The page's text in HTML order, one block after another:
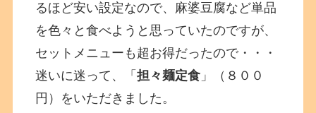
るほど安い設定なので、麻婆豆腐など単品
を色々と食べようと思っていたのですが、
セットメニューも超お得だったので・・・
迷いに迷って、「担々麺定食 」（８００
円）をいただきました。